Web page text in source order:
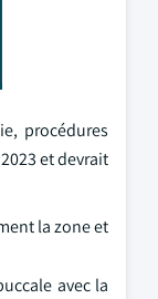
procédures
et devrait
la zone et
avec la